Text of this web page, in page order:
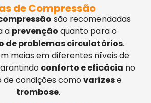
de Compressão
são recomendadas
a prevenção quanto para o
de problemas circulatórios.
meias em diferentes níveis de
conforto e eficácia no
condições comovarizese
trombose.